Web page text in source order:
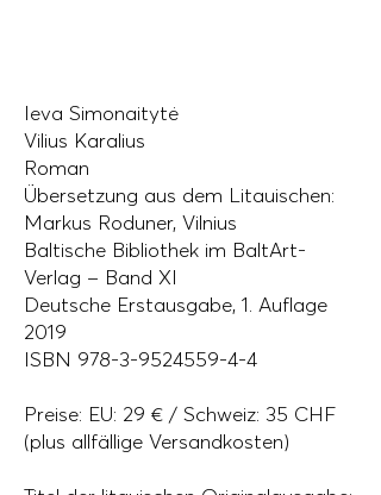
Ieva Simonaitytė
Vilius Karalius
Roman
Übersetzung aus dem Litauischen:
Markus Roduner, Vilnius
Baltische Bibliothek im BaltArt-
Verlag – Band XI
Deutsche Erstausgabe, 1. Auflage
2019
ISBN 978-3-9524559-4-4
Preise: EU: 29 € / Schweiz: 35 CHF
(plus allfällige Versandkosten)